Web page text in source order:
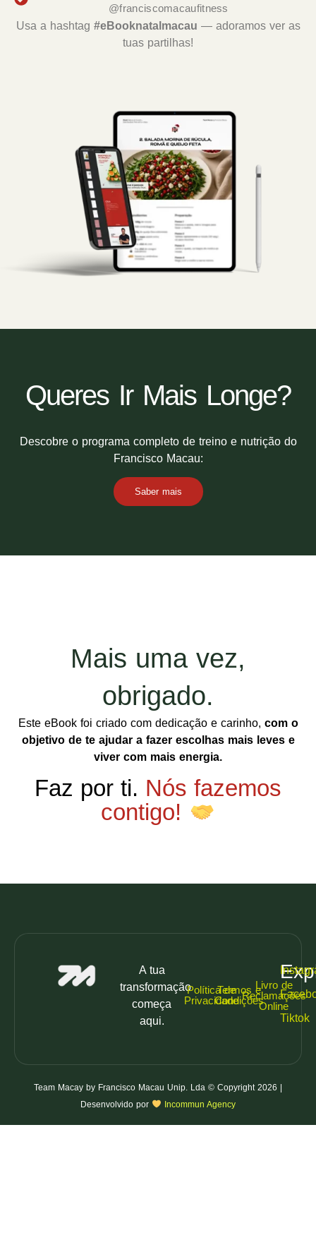
@franciscomacaufitness
Usa a hashtag #eBooknatalmacau — adoramos ver as
tuas partilhas!
Queres Ir Mais Longe?
Descobre o programa completo de treino e nutrição do
Francisco Macau:
Saber mais
Mais uma vez,
obrigado.
Este eBook foi criado com dedicação e carinho, com o
objetivo de te ajudar a fazer escolhas mais leves e
viver com mais energia.
Faz por ti. Nós fazemos
contigo!
A tua
transformação
começa
aqui.
Política de
Privacidade
Termos e
Condições
Livro de
Reclamações
Online
Tiktok
Team Macay by Francisco Macau Unip. Lda © Copyright 2026 |
Desenvolvido por
Incommun Agency